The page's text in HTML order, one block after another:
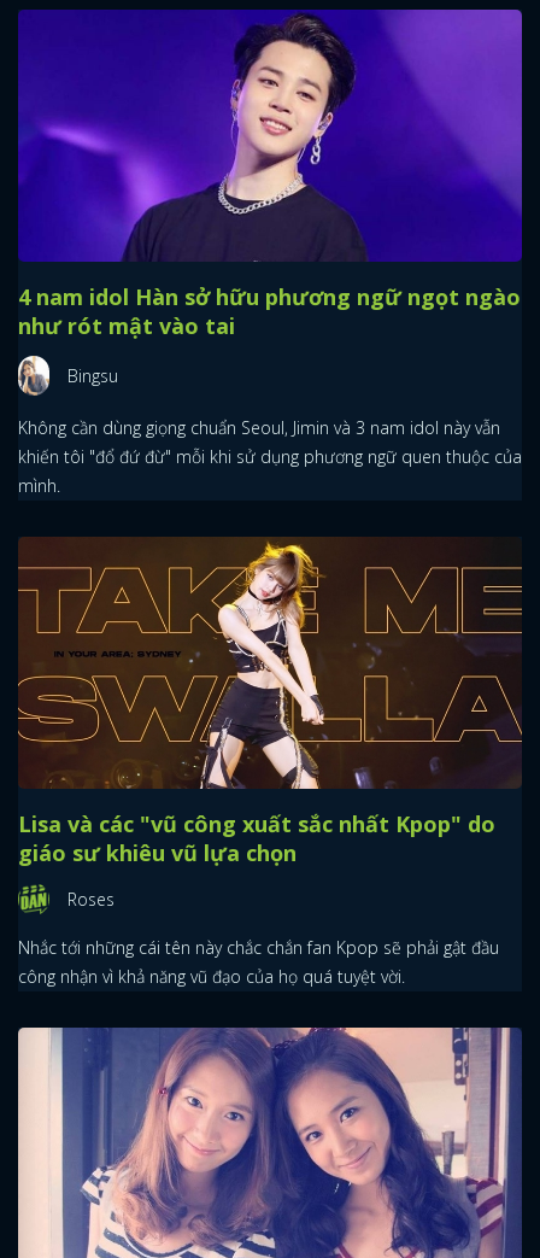
4 nam idol Hàn sở hữu phương ngữ ngọt ngào
như rót mật vào tai
Bingsu
Không cần dùng giọng chuẩn Seoul, Jimin và 3 nam idol này vẫn
khiến tôi "đổ đứ đừ" mỗi khi sử dụng phương ngữ quen thuộc của
mình.
Lisa và các "vũ công xuất sắc nhất Kpop" do
giáo sư khiêu vũ lựa chọn
Roses
Nhắc tới những cái tên này chắc chắn fan Kpop sẽ phải gật đầu
công nhận vì khả năng vũ đạo của họ quá tuyệt vời.